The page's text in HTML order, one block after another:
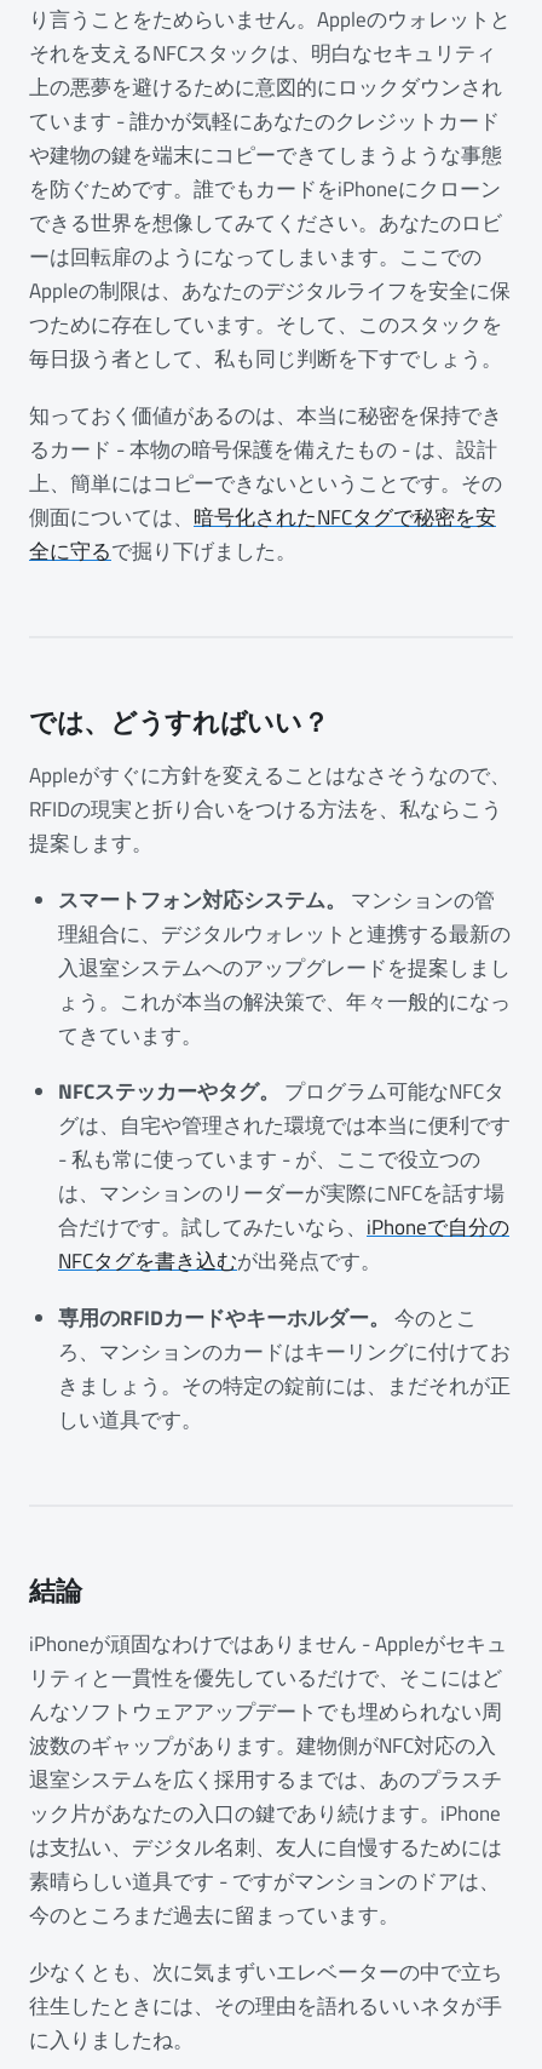
り言うことをためらいません。Appleのウォレットと
それを支えるNFCスタックは、明白なセキュリティ
上の悪夢を避けるために意図的にロックダウンされ
ています - 誰かが気軽にあなたのクレジットカード
や建物の鍵を端末にコピーできてしまうような事態
を防ぐためです。誰でもカードをiPhoneにクローン
できる世界を想像してみてください。あなたのロビ
ーは回転扉のようになってしまいます。ここでの
Appleの制限は、あなたのデジタルライフを安全に保
つために存在しています。そして、このスタックを
毎日扱う者として、私も同じ判断を下すでしょう。
知っておく価値があるのは、本当に秘密を保持でき
るカード - 本物の暗号保護を備えたもの - は、設計
上、簡単にはコピーできないということです。その
側面については、 暗号化されたNFCタグで秘密を安
全に守るで掘り下げました。
では、どうすればいい？
Appleがすぐに方針を変えることはなさそうなので、
RFIDの現実と折り合いをつける方法を、私ならこう
提案します。
スマートフォン対応システム。
マンションの管
理組合に、デジタルウォレットと連携する最新の
入退室システムへのアップグレードを提案しまし
ょう。これが本当の解決策で、年々一般的になっ
てきています。
NFCステッカーやタグ。
プログラム可能なNFCタ
グは、自宅や管理された環境では本当に便利です
- 私も常に使っています - が、ここで役立つの
は、マンションのリーダーが実際にNFCを話す場
合だけです。試してみたいなら、 iPhoneで自分の
NFCタグを書き込むが出発点です。
専用のRFIDカードやキーホルダー。 今のとこ
ろ、マンションのカードはキーリングに付けてお
きましょう。その特定の錠前には、まだそれが正
しい道具です。
結論
iPhoneが頑固なわけではありません - Appleがセキュ
リティと一貫性を優先しているだけで、そこにはど
んなソフトウェアアップデートでも埋められない周
波数のギャップがあります。建物側がNFC対応の入
退室システムを広く採用するまでは、あのプラスチ
ック片があなたの入口の鍵であり続けます。iPhone
は支払い、デジタル名刺、友人に自慢するためには
素晴らしい道具です - ですがマンションのドアは、
今のところまだ過去に留まっています。
少なくとも、次に気まずいエレベーターの中で立ち
往生したときには、その理由を語れるいいネタが手
に入りましたね。